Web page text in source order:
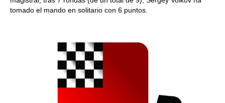
tomado el mando en solitario con 6 puntos.